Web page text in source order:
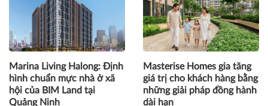
Marina Living Halong: Định
hình chuẩn mực nhà ở xã
hội của BIM Land tại
Quảng Ninh
Masterise Homes gia tăng
giá trị cho khách hàng bằng
những giải pháp đồng hành
dài hạn